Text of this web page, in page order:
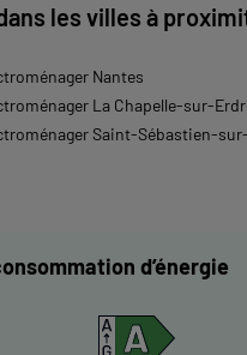
les villes à
Nantes
La Chapelle-sur-
Saint-Sébastien-
d’énergie